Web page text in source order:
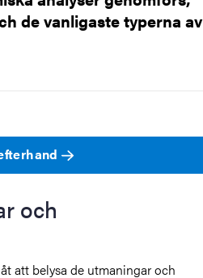
de vanligaste typerna av
och
att belysa de utmaningar och